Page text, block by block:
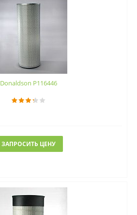
Donaldson P116446
ЗАПРОСИТЬ ЦЕНУ